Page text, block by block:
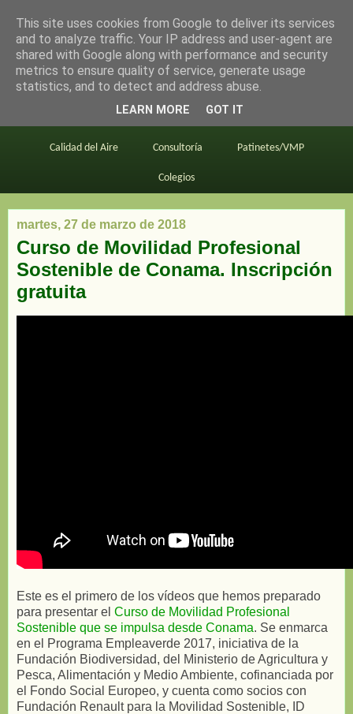
en bici por madrid
Este blog BiciMAD Primeros consejos
Calidad del Aire Consultoría Patinetes/VMP
Colegios
martes, 27 de marzo de 2018
Curso de Movilidad Profesional
Sostenible de Conama. Inscripción
gratuita
Este es el primero de los vídeos que hemos preparado
para presentar el Curso de Movilidad Profesional
Sostenible que se impulsa desde Conama. Se enmarca
en el Programa Empleaverde 2017, iniciativa de la
Fundación Biodiversidad, del Ministerio de Agricultura y
Pesca, Alimentación y Medio Ambiente, cofinanciada por
el Fondo Social Europeo, y cuenta como socios con
Fundación Renault para la Movilidad Sostenible, ID
This site uses cookies from Google to deliver its services
and to analyze traffic. Your IP address and user-agent are
shared with Google along with performance and security
metrics to ensure quality of service, generate usage
statistics, and to detect and address abuse.
LEARN MORE GOT IT